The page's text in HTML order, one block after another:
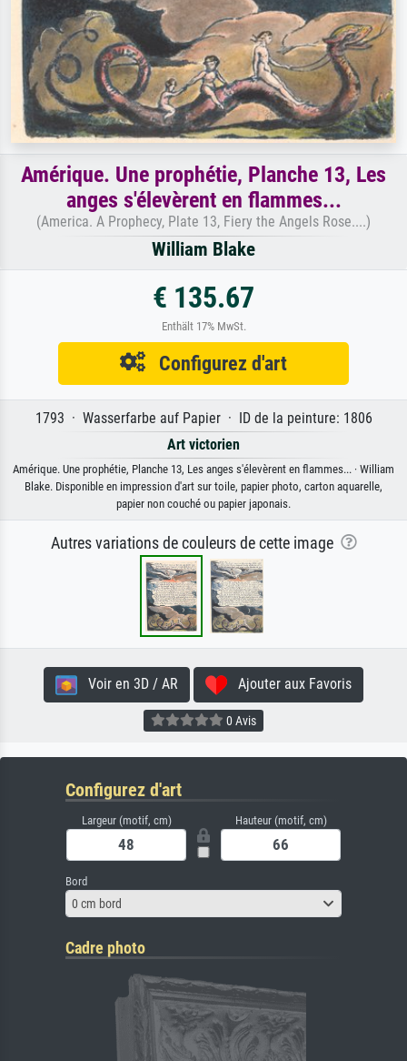
Amérique. Une prophétie, Planche 13, Les
anges s'élevèrent en flammes...
(America. A Prophecy, Plate 13, Fiery the Angels Rose....)
William Blake
€ 135.67
Enthält 17% MwSt.
Configurez d'art
1793 · Wasserfarbe auf Papier · ID de la peinture: 1806
Art victorien
Amérique. Une prophétie, Planche 13, Les anges s'élevèrent en flammes... · William
Blake. Disponible en impression d'art sur toile, papier photo, carton aquarelle,
papier non couché ou papier japonais.
Autres variations de couleurs de cette image
Voir en 3D / AR Ajouter aux Favoris
0 Avis
Configurez d'art
Largeur (motif, cm) Hauteur (motif, cm)
Bord
0 cm bord
Cadre photo